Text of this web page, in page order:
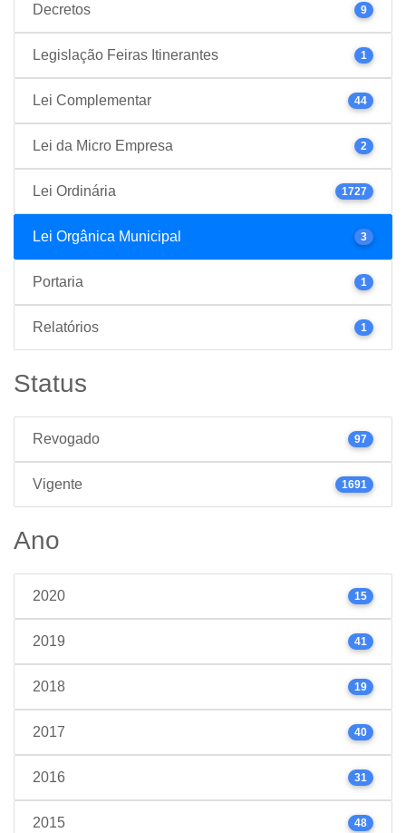
Decretos 9
Legislação Feiras Itinerantes 1
Lei Complementar 44
Lei da Micro Empresa 2
Lei Ordinária 1727
Lei Orgânica Municipal 3
Portaria 1
Relatórios 1
Status
Revogado 97
Vigente 1691
Ano
2020 15
2019 41
2018 19
2017 40
2016 31
2015 48